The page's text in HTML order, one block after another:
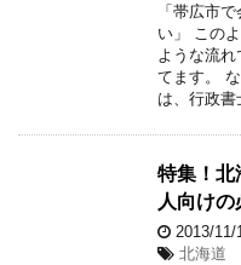
「帯広市
い」 この
ような流
てます。
は、行政書
特集！北
人向けの
2013/11/
北海道